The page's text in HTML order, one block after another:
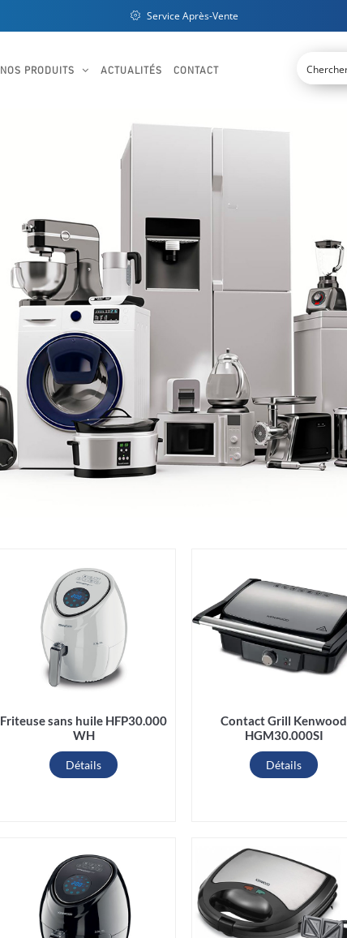
Service Après-Vente
NOS PRODUITS ACTUALITÉS CONTACT
Friteuse sans huile HFP30.000
WH
Détails
Contact Grill Kenwood
HGM30.000SI
Détails